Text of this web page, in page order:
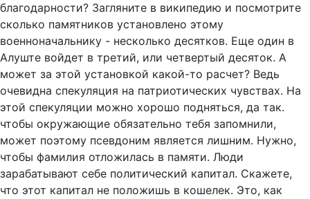
благодарности? Загляните в википедию и посмотрите
сколько памятников установлено этому
военноначальнику - несколько десятков. Еще один в
Алуште войдет в третий, или четвертый десяток. А
может за этой установкой какой-то расчет? Ведь
очевидна спекуляция на патриотических чувствах. На
этой спекуляции можно хорошо подняться, да так.
чтобы окружающие обязательно тебя запомнили,
может поэтому псевдоним является лишним. Нужно,
чтобы фамилия отложилась в памяти. Люди
зарабатывают себе политический капитал. Скажете,
что этот капитал не положишь в кошелек. Это, как